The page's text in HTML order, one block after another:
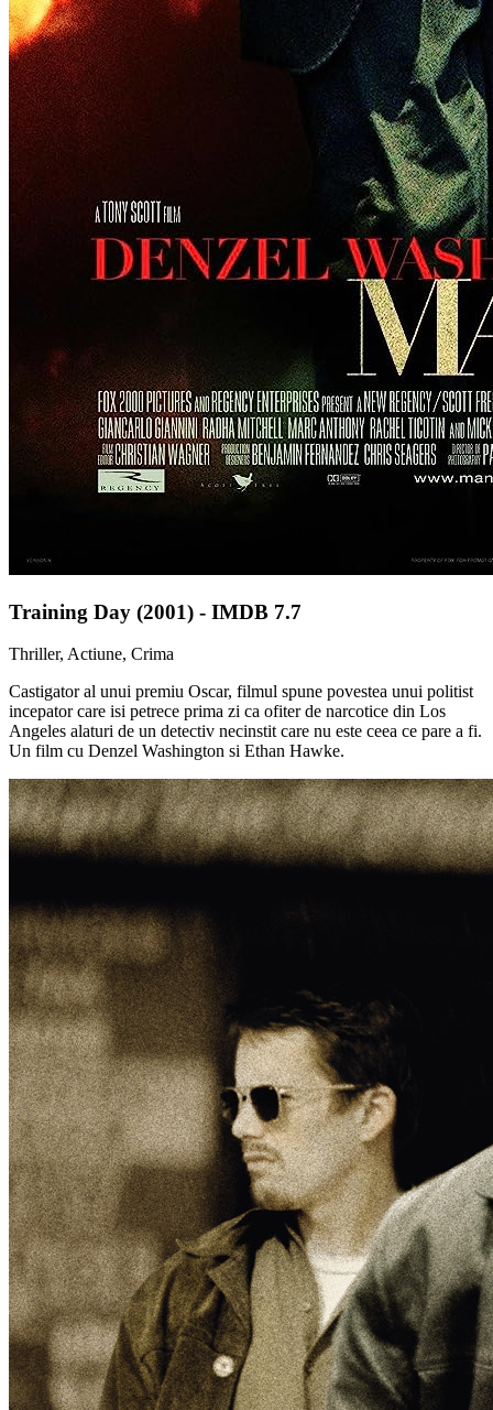
Training Day (2001) - IMDB 7.7
Thriller, Actiune, Crima
Castigator al unui premiu Oscar, filmul spune povestea unui politist
incepator care isi petrece prima zi ca ofiter de narcotice din Los
Angeles alaturi de un detectiv necinstit care nu este ceea ce pare a fi.
Un film cu Denzel Washington si Ethan Hawke.